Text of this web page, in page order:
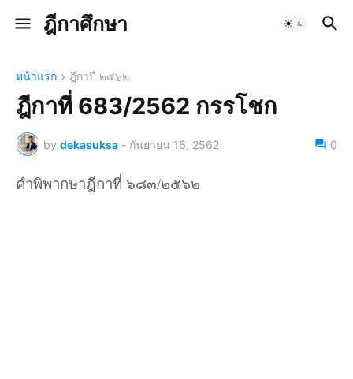
ฎีกาศึกษา
หน้าแรก ฎีกาปี ๒๕๖๒
ฎีกาที่ 683/2562 กรรโชก
by dekasuksa - กันยายน 16, 2562 0
คำพิพากษาฎีกาที่ ๖๘๓/๒๕๖๒